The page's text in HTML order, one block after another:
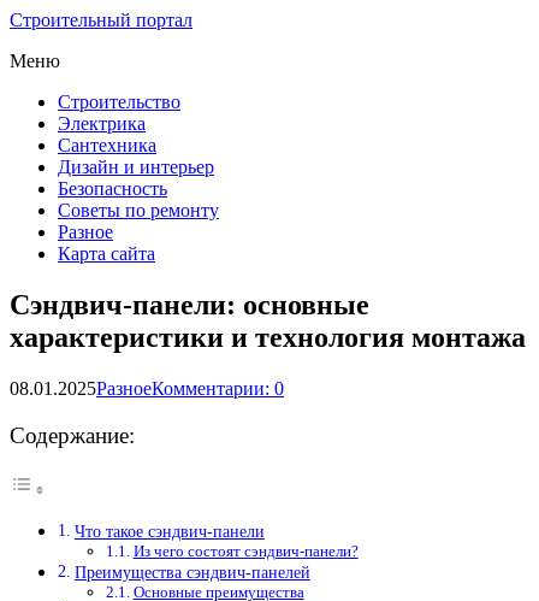
Строительный портал
Меню
Строительство
Электрика
Сантехника
Дизайн и интерьер
Безопасность
Советы по ремонту
Разное
Карта сайта
Сэндвич-панели: основные
характеристики и технология монтажа
08.01.2025РазноеКомментарии: 0
Содержание:
Что такое сэндвич-панели
Из чего состоят сэндвич-панели?
Преимущества сэндвич-панелей
Основные преимущества